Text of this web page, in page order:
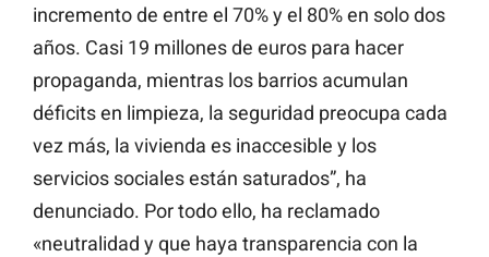
incremento de entre el 70% y el 80% en solo dos
años. Casi 19 millones de euros para hacer
propaganda, mientras los barrios acumulan
déficits en limpieza, la seguridad preocupa cada
vez más, la vivienda es inaccesible y los
servicios sociales están saturados”, ha
denunciado. Por todo ello, ha reclamado
«neutralidad y que haya transparencia con la